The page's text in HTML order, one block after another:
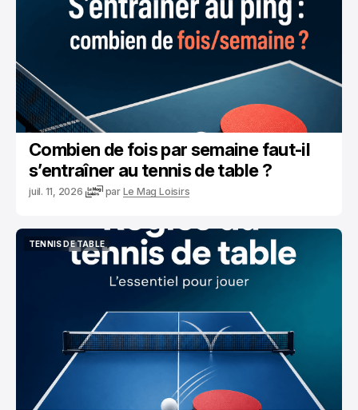
Combien de fois par semaine faut-il
s’entraîner au tennis de table ?
juil. 11, 2026 par Le Mag Loisirs
TENNIS DE TABLE
TENNIS DE TABLE